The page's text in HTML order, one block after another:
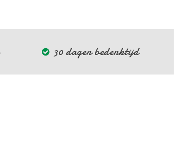
30 dagen bedenktijd